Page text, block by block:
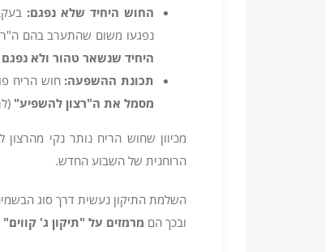
החוש היחיד שלא נפגם:
נפגעו משום שהתערב בהם
היחיד שנשאר טהור ולא
תכונת ההשפעה: חוש הריח
מסמל את ה"רצון להשפיע"
מכיוון שחוש הריח נותר נקי
הרוחנית של השבוע החדש.
השלמת התיקון נעשית דרך סוג
ובכך הם מרמזים על "תיקון ג' קווים"